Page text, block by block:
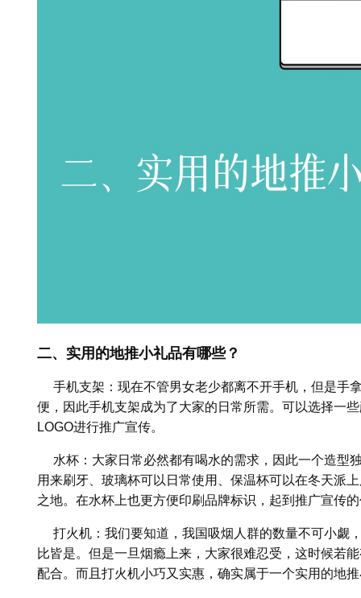
二、 实用的地推小礼品有哪些？
手机支架：现在不管男女老少都离不开手机，但是手
便，因此手机支架成为了大家的日常所需。可以选择一
LOGO进行推广宣传。
水杯：大家日常必然都有喝水的需求，因此一个造型
用来刷牙、玻璃杯可以日常使用、保温杯可以在冬天派
之地。在水杯上也更方便印刷品牌标识，起到推广宣传
打火机：我们要知道，我国吸烟人群的数量不可小觑
比皆是。但是一旦烟瘾上来，大家很难忍受，这时候若
配合。而且打火机小巧又实惠，确实属于一个实用的地